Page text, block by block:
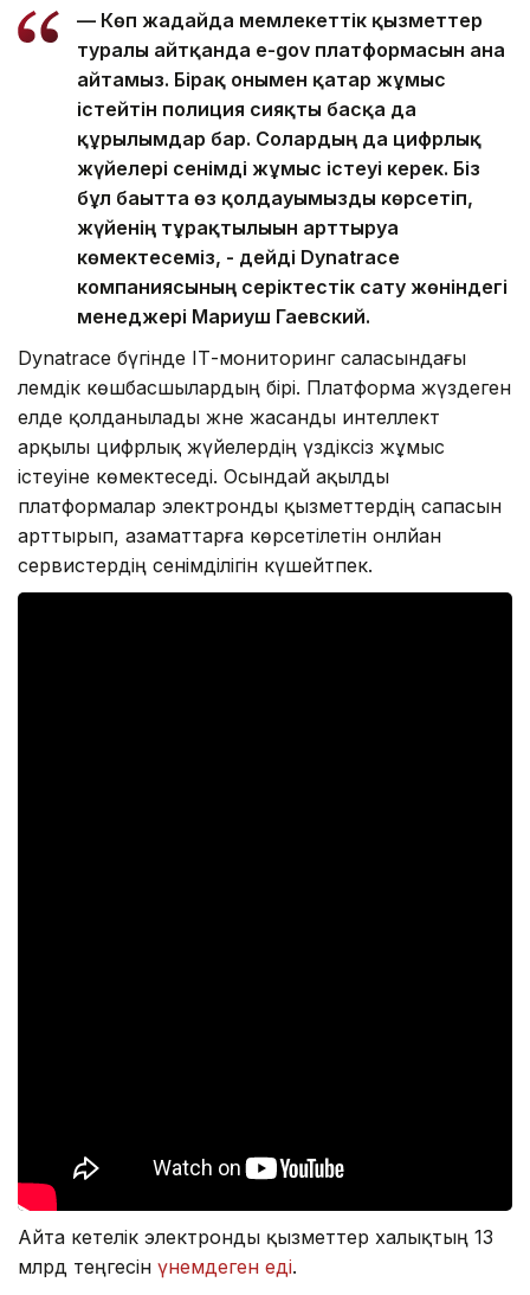
— Көп жағдайда мемлекеттік қызметтер
туралы айтқанда e-gov платформасын ғана
айтамыз. Бірақ онымен қатар жұмыс
істейтін полиция сияқты басқа да
құрылымдар бар. Солардың да цифрлық
жүйелері сенімді жұмыс істеуі керек. Біз
бұл бағытта өз қолдауымызды көрсетіп,
жүйенің тұрақтылығын арттыруға
көмектесеміз, - дейді Dynatrace
компаниясының серіктестік сату жөніндегі
менеджері Мариуш Гаевский.
Dynatrace бүгінде ІТ-мониторинг саласындағы
әлемдік көшбасшылардың бірі. Платформа жүздеген
елде қолданылады және жасанды интеллект
арқылы цифрлық жүйелердің үздіксіз жұмыс
істеуіне көмектеседі. Осындай ақылды
платформалар электронды қызметтердің сапасын
арттырып, азаматтарға көрсетілетін онлйан
сервистердің сенімділігін күшейтпек.
Айта кетелік электронды қызметтер халықтың 13
млрд теңгесін үнемдеген еді.